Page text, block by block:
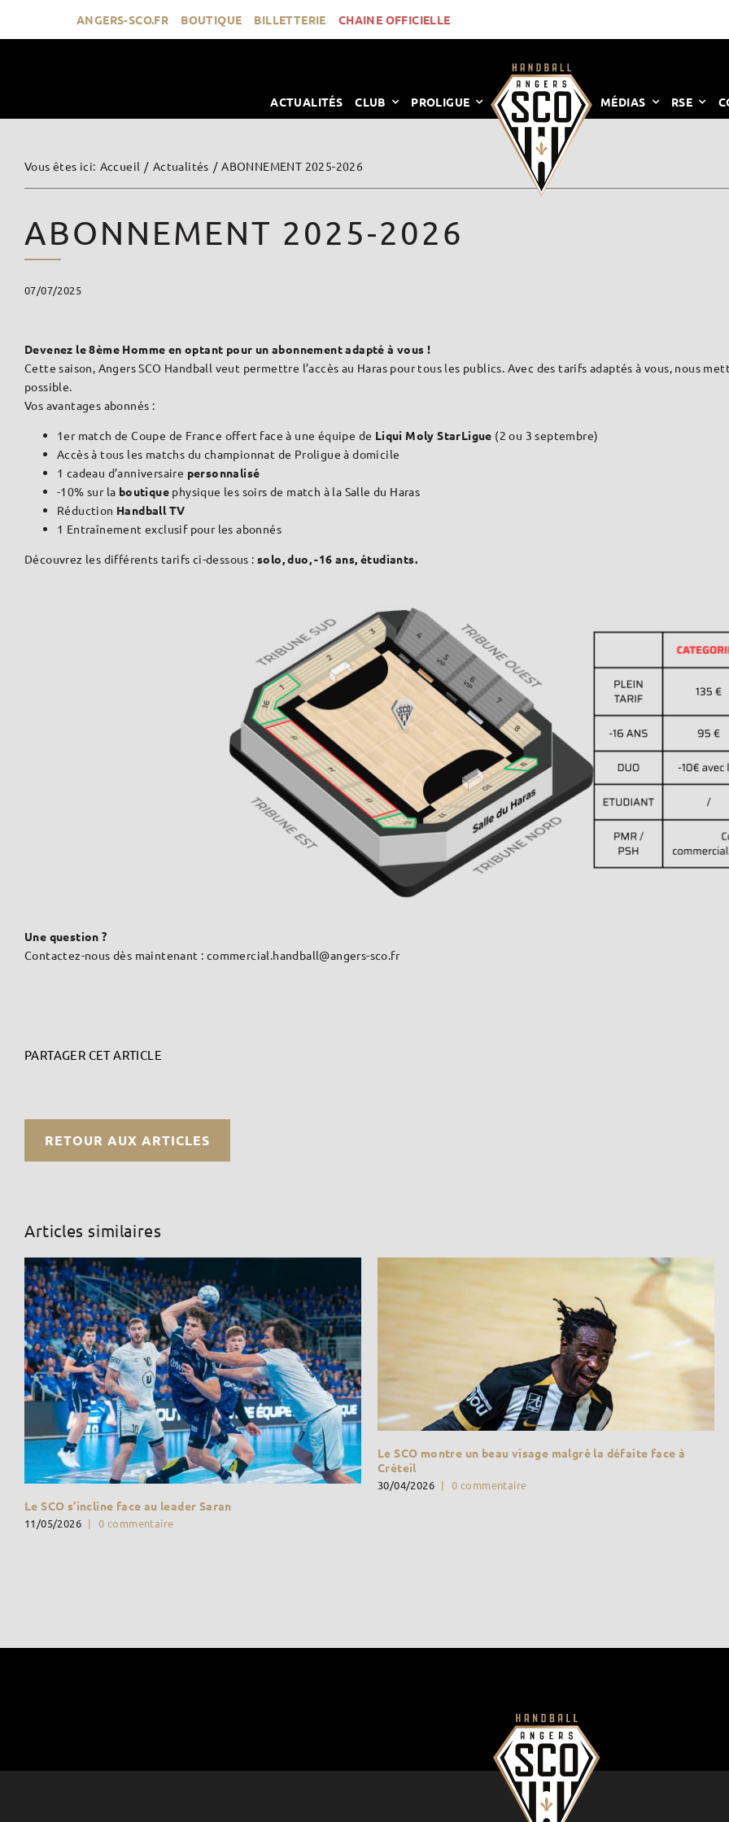
ANGERS-SCO.FR BOUTIQUE BILLETTERIE CHAINE OFFICIELLE
ACTUALITÉS CLUB PROLIGUE MÉDIAS RSE
Vous êtes ici: Accueil / Actualités / ABONNEMENT 2025-2026
ABONNEMENT 2025-2026
07/07/2025
Devenez le 8ème Homme en optant pour un abonnement adapté à vous !
Cette saison, Angers SCO Handball veut permettre l’accès au Haras pour tous les publics. Avec des tarifs adaptés à vous, nous
possible.
Vos avantages abonnés :
1er match de Coupe de France offert face à une équipe de Liqui Moly StarLigue (2 ou 3 septembre)
Accès à tous les matchs du championnat de Proligue à domicile
1 cadeau d’anniversaire personnalisé
-10% sur la boutique physique les soirs de match à la Salle du Haras
Réduction Handball TV
1 Entraînement exclusif pour les abonnés
Découvrez les différents tarifs ci-dessous : solo, duo, -16 ans, étudiants.
Une question ?
Contactez-nous dès maintenant : commercial.handball@angers-sco.fr
PARTAGER CET ARTICLE
RETOUR AUX ARTICLES
Articles similaires
Le SCO s’incline face au leader Saran
11/05/2026 | 0 commentaire
Le SCO montre un beau visage malgré la défaite face à
Créteil
30/04/2026 | 0 commentaire